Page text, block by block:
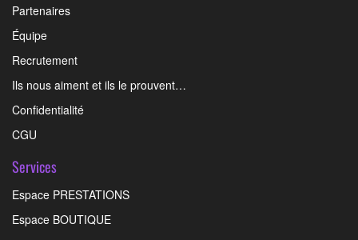
Partenaires
Équipe
Recrutement
Ils nous aiment et ils le prouvent…
Confidentialité
CGU
Services
Espace PRESTATIONS
Espace BOUTIQUE